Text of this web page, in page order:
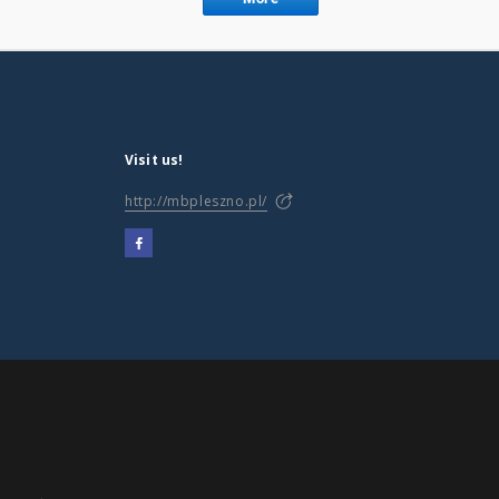
Visit us!
http://mbpleszno.pl/